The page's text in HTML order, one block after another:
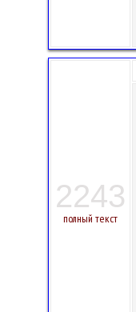
2243
полный текст